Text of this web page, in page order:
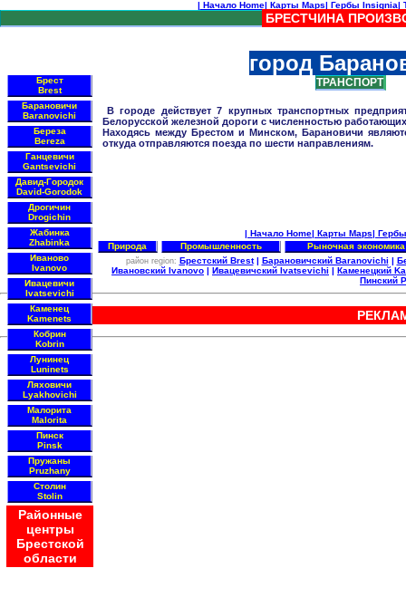
| Начало Home| Карты Maps| Гербы Insignia|
БРЕСТЧИНА
город
ТРАНСПОРТ
В городе действует 7 крупных транспортных
Белорусской железной дороги с численностью
Находясь между Брестом и Минском, Барановичи
откуда отправляются поезда по шести направлениям.
| Начало Home| Карты Maps|
Природа
Промышленность Рыночная экономика
район region: Брестский Brest| Барановичский Baranovichi |
Ивановский Ivanovo | Ивацевичский Ivatsevichi | Каменецкий
Пинский
Брест
Brest
Барановичи
Baranovichi
Береза
Bereza
Ганцевичи
Gantsevichi
Давид-Городок
David-Gorodok
Дрогичин
Drogichin
Жабинка
Zhabinka
Иваново
Ivanovo
Ивацевичи
Ivatsevichi
Каменец
Kamenets
Кобрин
Kobrin
Лунинец
Luninets
Ляховичи
Lyakhovichi
Малорита
Malorita
Пинск
Pinsk
Пружаны
Pruzhany
Столин
Stolin
Районные
центры
Брестской
области